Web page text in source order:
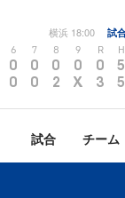
横浜 18:00 試
6 7 8 9 R H
0 0 0 0 0 5
0 0 2 X 3 5
試合 チーム